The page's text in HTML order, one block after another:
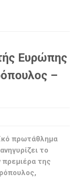
Ευρώπης
–
πρωτάθλημα
το
πρεμιέρα της